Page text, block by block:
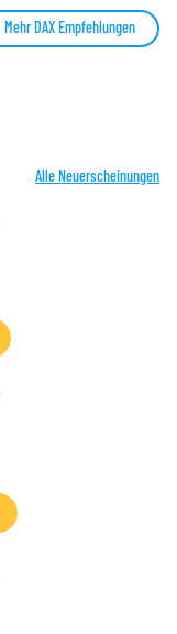
Mehr DAX Empfehlungen
Alle Neuerscheinungen